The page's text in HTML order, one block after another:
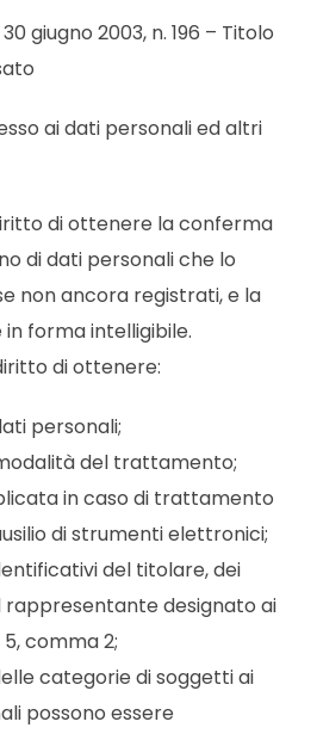
giugno 2003, n. 196 – Titolo
ai dati personali ed altri
di ottenere la conferma
di dati personali che lo
non ancora registrati, e la
forma intelligibile.
di ottenere:
personali;
del trattamento;
in caso di trattamento
di strumenti elettronici;
del titolare, dei
rappresentante designato ai
comma 2;
categorie di soggetti ai
possono essere